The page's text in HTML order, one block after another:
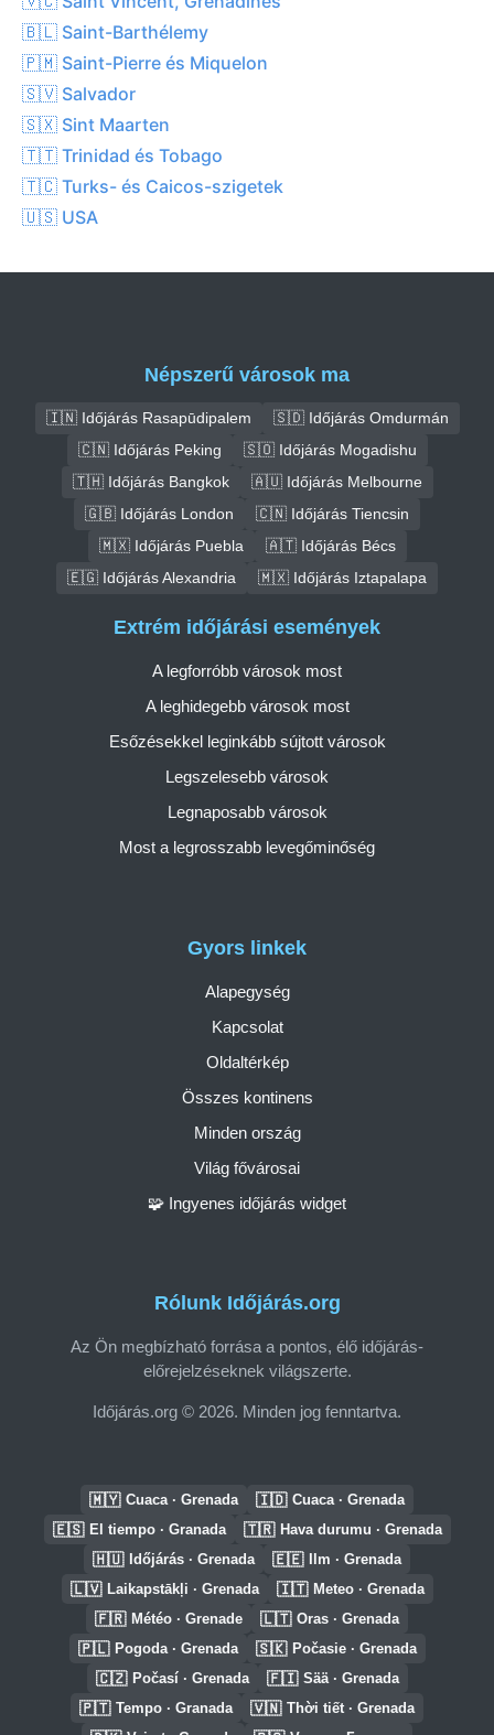
🇧🇱 Saint-Barthélemy
🇵🇲 Saint-Pierre és Miquelon
🇸🇻 Salvador
🇸🇽 Sint Maarten
🇹🇹 Trinidad és Tobago
🇹🇨 Turks- és Caicos-szigetek
🇺🇸 USA
Népszerű városok ma
🇮🇳 Időjárás Rasapūdipalem
🇸🇩 Időjárás Omdurmán
🇨🇳 Időjárás Peking
🇸🇴 Időjárás Mogadishu
🇹🇭 Időjárás Bangkok
🇦🇺 Időjárás Melbourne
🇬🇧 Időjárás London
🇨🇳 Időjárás Tiencsin
🇲🇽 Időjárás Puebla
🇦🇹 Időjárás Bécs
🇪🇬 Időjárás Alexandria
🇲🇽 Időjárás Iztapalapa
Rólunk Időjárás.org
Az Ön megbízható forrása a pontos, élő időjárás-
előrejelzéseknek világszerte.
Időjárás.org © 2026. Minden jog fenntartva.
Gyors linkek
Alapegység
Kapcsolat
Oldaltérkép
Összes kontinens
Minden ország
Világ fővárosai
🧩 Ingyenes időjárás widget
Extrém időjárási események
A legforróbb városok most
A leghidegebb városok most
Esőzésekkel leginkább sújtott városok
Legszelesebb városok
Legnaposabb városok
Most a legrosszabb levegőminőség
🇲🇾 Cuaca · Grenada 🇮🇩 Cuaca · Grenada
🇪🇸 El tiempo · Granada 🇹🇷 Hava durumu · Grenada
🇭🇺 Időjárás · Grenada 🇪🇪 Ilm · Grenada
🇱🇻 Laikapstākļi · Grenada 🇮🇹 Meteo · Grenada
🇫🇷 Météo · Grenade 🇱🇹 Oras · Grenada
🇵🇱 Pogoda · Grenada 🇸🇰 Počasie · Grenada
🇨🇿 Počasí · Grenada 🇫🇮 Sää · Grenada
🇵🇹 Tempo · Granada 🇻🇳 Thời tiết · Grenada